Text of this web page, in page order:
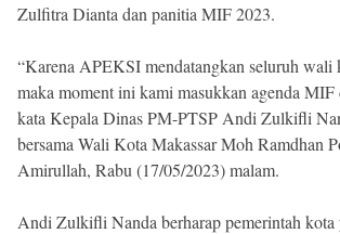
Zulfitra Dianta dan panitia MIF 2023.
“Karena APEKSI mendatangkan seluruh wali
maka moment ini kami masukkan agenda
kata Kepala Dinas PM-PTSP Andi Zulkifli
bersama Wali Kota Makassar Moh Ramdhan
Amirullah, Rabu (17/05/2023) malam.
Andi Zulkifli Nanda berharap pemerintah kota